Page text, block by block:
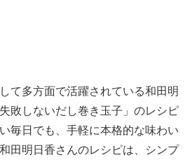
て多方面で活躍されている和田明
敗しないだし巻き玉子」のレシピ
毎日でも、手軽に本格的な味わい
田明日香さんのレシピは、シンプ